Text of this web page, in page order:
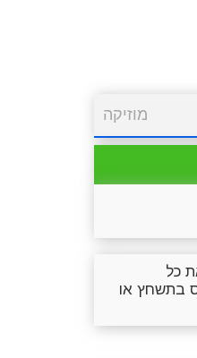
מוזיקה
כל
בתשחץ או